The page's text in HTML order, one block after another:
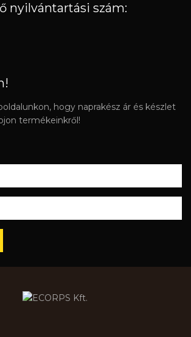
nyilvántartási szám:
hogy naprakész ár és készlet
termékeinkről!